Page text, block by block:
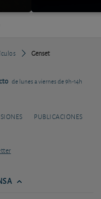
Genset
de lunes a viernes de 9h-14h
PUBLICACIONES